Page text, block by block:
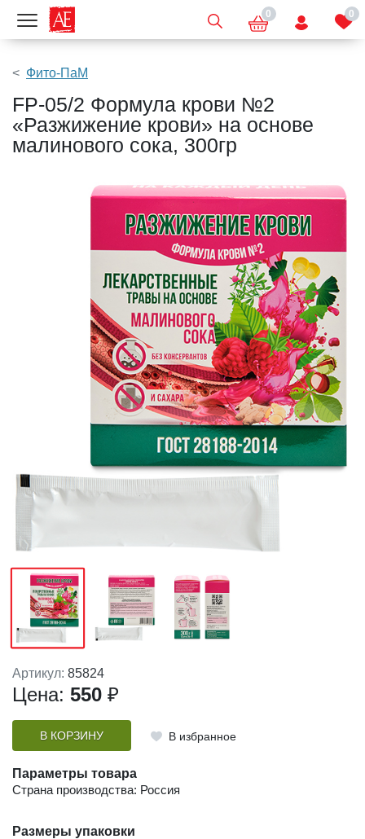
Показать меню 0 0
Фито-ПаМ
FP-05/2 Формула крови №2
«Разжижение крови» на основе
малинового сока, 300гр
Артикул: 85824
Цена: 550 ₽
В КОРЗИНУ В избранное
Параметры товара
Страна производства: Россия
Размеры упаковки